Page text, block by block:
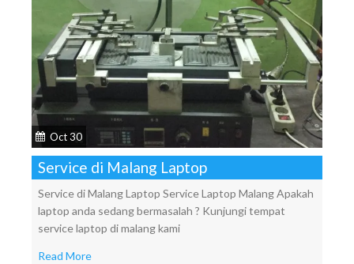
Oct 30
Service di Malang Laptop
Service di Malang Laptop Service Laptop Malang Apakah
laptop anda sedang bermasalah ? Kunjungi tempat
service laptop di malang kami
Read More